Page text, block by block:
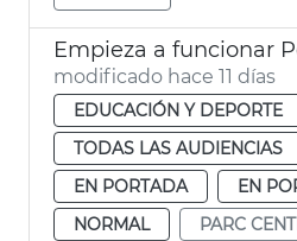
modificado hace 11 días
EDUCACIÓN Y DEPORTE
TODAS LAS AUDIENCIAS
EN PORTADA
EN
NORMAL
PARC